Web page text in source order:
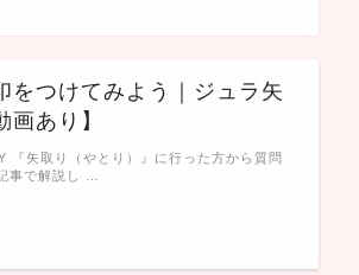
をつけてみよう｜ジュラ矢
画あり】
矢取り（やとり）』に行った方から質問
事で解説し …